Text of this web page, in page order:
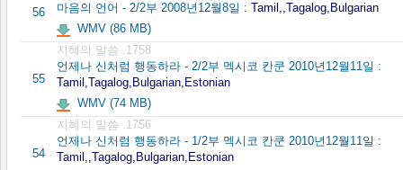
56
마음의 언어 - 2/2부 2008년12월8일 : Tamil,,Tagalog,Bulgarian
WMV (86 MB)
55
지혜의 말씀 .1758
언제나 신처럼 행동하라 - 2/2부 멕시코 칸쿤 2010년12월11일 :
Tamil,Tagalog,Bulgarian,Estonian
WMV (74 MB)
54
지혜의 말씀 .1756
언제나 신처럼 행동하라 - 1/2부 멕시코 칸쿤 2010년12월11일 :
Tamil,,Tagalog,Bulgarian,Estonian